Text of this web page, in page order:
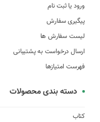
ورود یا ثبت نام
پیگیری سفارش
لیست سفارش ها
ارسال درخواست به پشتیبانی
فهرست امتیازها
دسته بندی محصولات
کتاب